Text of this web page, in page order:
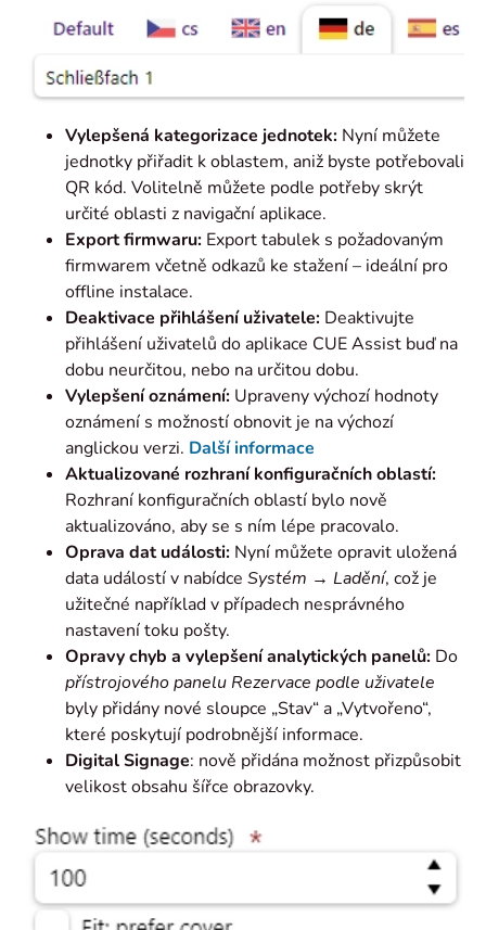
Vylepšená kategorizace jednotek: Nyní můžete
jednotky přiřadit k oblastem, aniž byste potřebovali
QR kód. Volitelně můžete podle potřeby skrýt
určité oblasti z navigační aplikace.
Export firmwaru: Export tabulek s požadovaným
firmwarem včetně odkazů ke stažení – ideální pro
offline instalace.
Deaktivace přihlášení uživatele: Deaktivujte
přihlášení uživatelů do aplikace CUE Assist buď na
dobu neurčitou, nebo na určitou dobu.
Vylepšení oznámení: Upraveny výchozí hodnoty
oznámení s možností obnovit je na výchozí
anglickou verzi. Další informace
Aktualizované rozhraní konfiguračních oblastí:
Rozhraní konfiguračních oblastí bylo nově
aktualizováno, aby se s ním lépe pracovalo.
Oprava dat události: Nyní můžete opravit uložená
data událostí v nabídce Systém → Ladění, což je
užitečné například v případech nesprávného
nastavení toku pošty.
Opravy chyb a vylepšení analytických panelů: Do
přístrojového panelu Rezervace podle uživatele
byly přidány nové sloupce „Stav“ a „Vytvořeno“,
které poskytují podrobnější informace.
Digital Signage: nově přidána možnost přizpůsobit
velikost obsahu šířce obrazovky.